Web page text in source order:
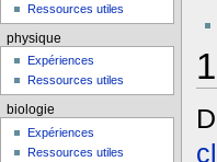
1
Ressources utiles
physique
Expériences
Ressources utiles
biologie
Expériences
Ressources utiles